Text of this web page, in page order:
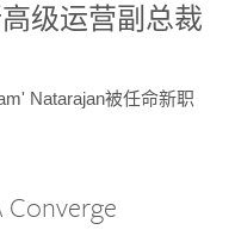
高级运营副总裁
Natarajan被任命新职
Converge